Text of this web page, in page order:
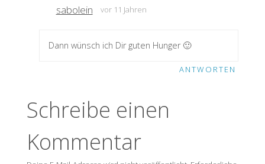
sabolein vor 11 Jahren
Dann wünsch ich Dir guten Hunger 🙂
ANTWORTEN
Schreibe einen
Kommentar